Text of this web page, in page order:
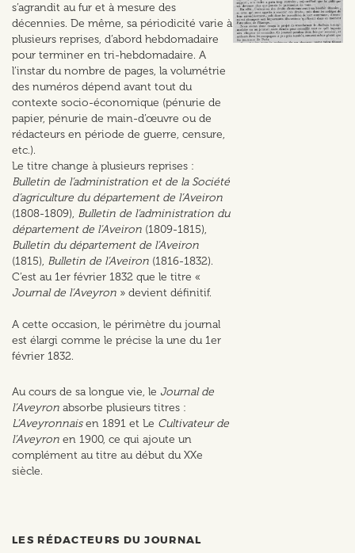
s’agrandit au fur et à mesure des
décennies. De même, sa périodicité varie à
plusieurs reprises, d’abord hebdomadaire
pour terminer en tri-hebdomadaire. A
l’instar du nombre de pages, la volumétrie
des numéros dépend avant tout du
contexte socio-économique (pénurie de
papier, pénurie de main-d’œuvre ou de
rédacteurs en période de guerre, censure,
etc.).
Le titre change à plusieurs reprises :
Bulletin de l’administration et de la Société
d’agriculture du département de l’Aveiron
(1808-1809), Bulletin de l’administration du
département de l’Aveiron (1809-1815),
Bulletin du département de l’Aveiron
(1815), Bulletin de l’Aveiron (1816-1832).
C’est au 1er février 1832 que le titre «
Journal de l’Aveyron » devient définitif.
A cette occasion, le périmètre du journal
est élargi comme le précise la une du 1er
février 1832.
Au cours de sa longue vie, le Journal de
l’Aveyron absorbe plusieurs titres :
L’Aveyronnaisen 1891 et Le Cultivateur de
l’Aveyron en 1900, ce qui ajoute un
complément au titre au début du XXe
siècle.
LES RÉDACTEURS DU JOURNAL